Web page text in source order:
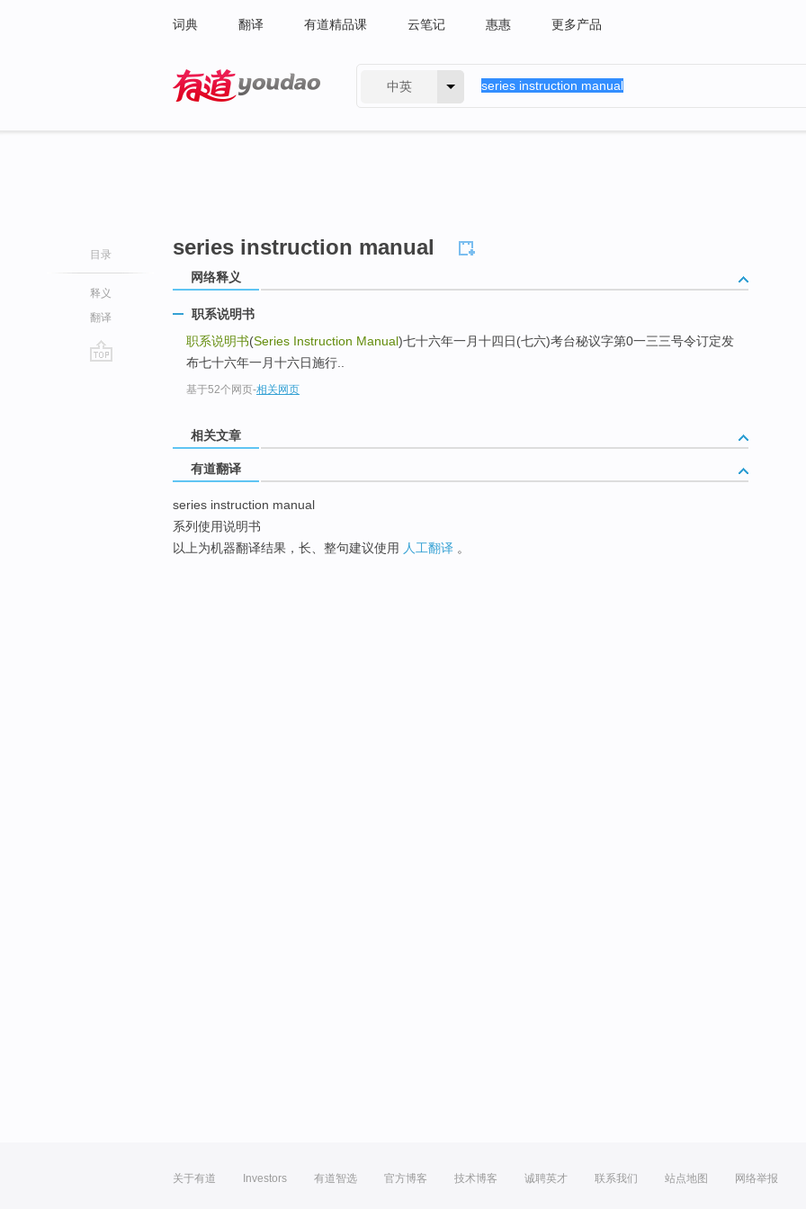
词典 翻译 有道精品课 云笔记 惠惠 更多产品
中英
目录
释义
翻译
series instruction manual
网络释义
职系说明书
职系说明书(Series Instruction Manual)七十六年一月十四日(七六)考台秘议字第0一三三号令订定发
布七十六年一月十六日施行..
基于52个网页-相关网页
相关文章
有道翻译
series instruction manual
系列使用说明书
以上为机器翻译结果，长、整句建议使用 人工翻译 。
关于有道 Investors 有道智选 官方博客 技术博客 诚聘英才 联系我们 站点地图 网络举报